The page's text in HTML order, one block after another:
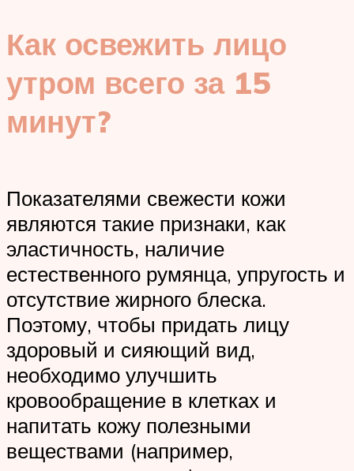
Как освежить лицо
утром всего за 15
минут?
Показателями свежести кожи
являются такие признаки, как
эластичность, наличие
естественного румянца, упругость и
отсутствие жирного блеска.
Поэтому, чтобы придать лицу
здоровый и сияющий вид,
необходимо улучшить
кровообращение в клетках и
напитать кожу полезными
веществами (например,